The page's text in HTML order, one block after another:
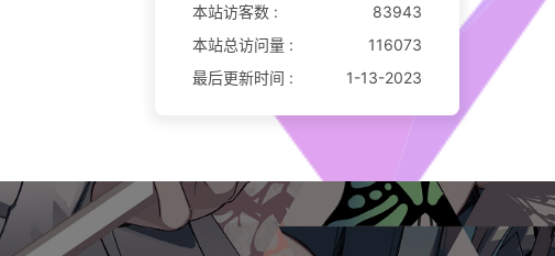
本站访客数 :
83943
本站总访问量 :
116073
最后更新时间 :
1-13-2023